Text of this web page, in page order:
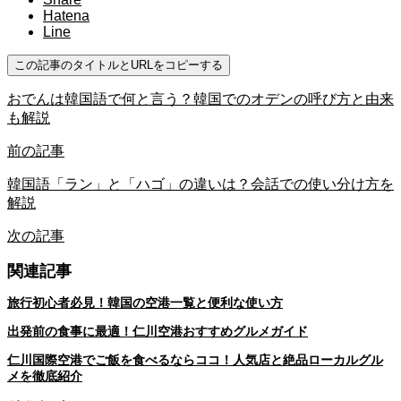
Hatena
Line
この記事のタイトルとURLをコピーする
おでんは韓国語で何と言う？韓国でのオデンの呼び方と由来
も解説
前の記事
韓国語「ラン」と「ハゴ」の違いは？会話での使い分け方を
解説
次の記事
関連記事
旅行初心者必見！韓国の空港一覧と便利な使い方
出発前の食事に最適！仁川空港おすすめグルメガイド
仁川国際空港でご飯を食べるならココ！人気店と絶品ローカルグル
メを徹底紹介